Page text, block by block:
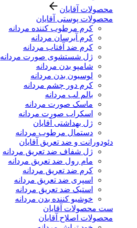
محصولات آقایان
محصولات پوستی آقایان
کرم مرطوب کننده مردانه
کرم آبرسان مردانه
کرم ضد آفتاب مردانه
ژل شستشوی صورت مردانه
شامپو بدن مردانه
لوسیون بدن مردانه
کرم دور چشم مردانه
بالم لب مردانه
ماسک صورت مردانه
اسکراب صورت مردانه
ژل بهداشتی آقایان
دستمال مرطوب مردانه
دئودورانت و ضد تعریق آقایان
ژل شفاف ضد تعریق مردانه
مام رول ضد تعریق مردانه
کرم ضد تعریق مردانه
اسپری ضد تعریق مردانه
استیک ضد تعریق مردانه
خوشبو کننده بدن مردانه
ست محصولات آقایان
محصولات اصلاح آقایان